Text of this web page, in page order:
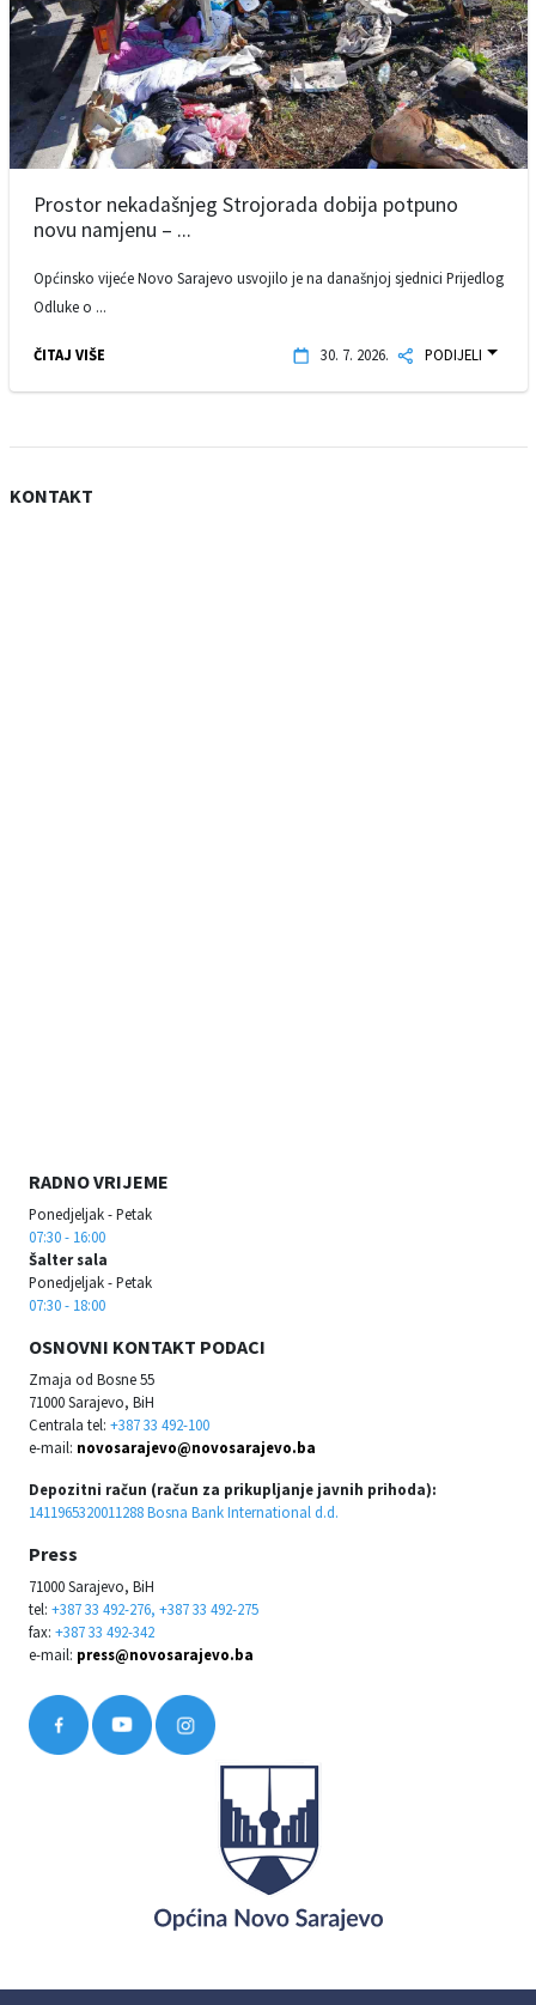
Prostor nekadašnjeg Strojorada dobija potpuno
novu namjenu – ...
Općinsko vijeće Novo Sarajevo usvojilo je na današnjoj sjednici Prijedlog
Odluke o ...
ČITAJ VIŠE 30. 7. 2026. PODIJELI
KONTAKT
RADNO VRIJEME
Ponedjeljak - Petak
07:30 - 16:00
Šalter sala
Ponedjeljak - Petak
07:30 - 18:00
OSNOVNI KONTAKT PODACI
Zmaja od Bosne 55
71000 Sarajevo, BiH
Centrala tel: +387 33 492-100
e-mail: novosarajevo@novosarajevo.ba
Depozitni račun (račun za prikupljanje javnih prihoda):
1411965320011288 Bosna Bank International d.d.
Press
71000 Sarajevo, BiH
tel: +387 33 492-276, +387 33 492-275
fax: +387 33 492-342
e-mail: press@novosarajevo.ba